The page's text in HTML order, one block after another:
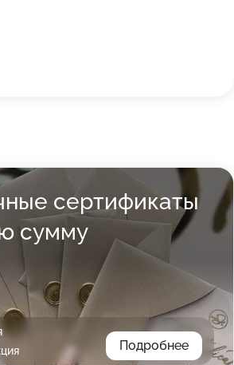
сертификаты
сумму
Подробнее